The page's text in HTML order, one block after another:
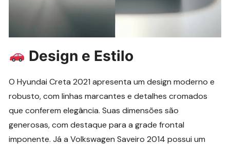
Design e Estilo
O Hyundai Creta 2021 apresenta um design moderno e
robusto, com linhas marcantes e detalhes cromados
que conferem elegância. Suas dimensões são
generosas, com destaque para a grade frontal
imponente. Já a Volkswagen Saveiro 2014 possui um